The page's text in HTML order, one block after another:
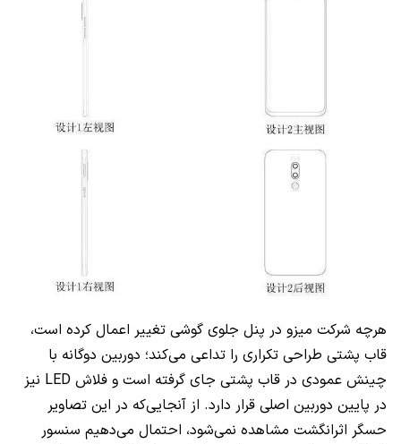
هرچه شرکت میزو در پنل جلوی گوشی تغییر اعمال کرده است،
قاب پشتی طراحی تکراری را تداعی می‌کند؛ دوربین دوگانه با
چینش عمودی در قاب پشتی جای گرفته است و فلاش LED نیز
در پایین دوربین اصلی قرار دارد. از آنجایی‌که در این تصاویر
حسگر اثرانگشت مشاهده نمی‌شود، احتمال می‌دهیم سنسور